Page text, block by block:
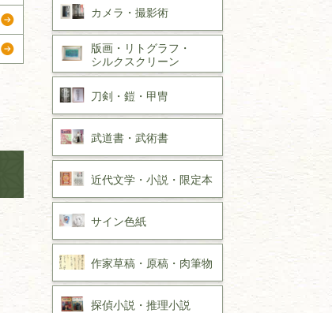
カメラ・撮影術
版画・リトグラフ・
シルクスクリーン
刀剣・ 鎧・ 甲冑
武道書・ 武術書
近代文学・ 小説・限定本
サイン色紙
作家草稿・原稿・ 肉筆物
探偵小説・ 推理小説